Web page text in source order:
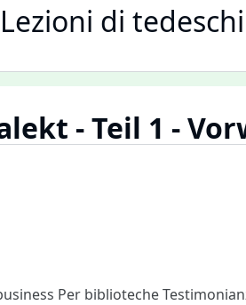
Lezioni di tedeschi
- Teil 1 -
Per biblioteche